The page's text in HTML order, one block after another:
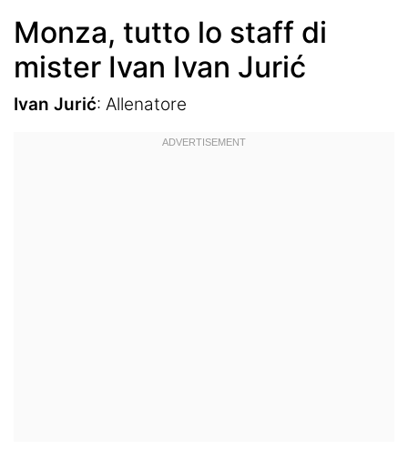
Monza, tutto lo staff di
mister Ivan Ivan Jurić
Ivan Jurić: Allenatore